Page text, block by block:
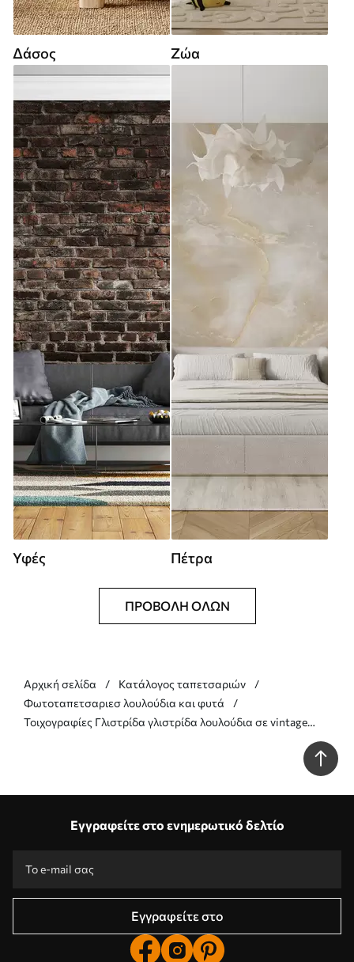
Δάσος Ζώα
Υφές Πέτρα
ΠΡΟΒΟΛΉ ΌΛΩΝ
Αρχική σελίδα
Κατάλογος ταπετσαριών
Φωτοταπετσαριεσ λουλούδια και φυτά
Τοιχογραφίες Γλιστρίδα γλιστρίδα λουλούδια σε vintage
Εγγραφείτε στο ενημερωτικό δελτίο
Εγγραφείτε στο